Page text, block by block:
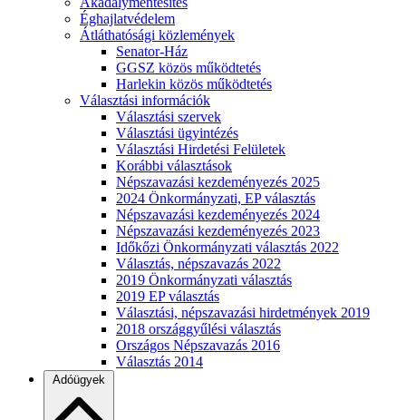
Éghajlatvédelem
Átláthatósági közlemények
Senator-Ház
GGSZ közös működtetés
Harlekin közös működtetés
Választási információk
Választási szervek
Választási ügyintézés
Választási Hirdetési Felületek
Korábbi választások
Népszavazási kezdeményezés 2025
2024 Önkormányzati, EP választás
Népszavazási kezdeményezés 2024
Népszavazási kezdeményezés 2023
Időkőzi Önkormányzati választás 2022
Választás, népszavazás 2022
2019 Önkormányzati választás
2019 EP választás
Választási, népszavazási hirdetmények 2019
2018 országgyűlési választás
Országos Népszavazás 2016
Választás 2014
Adóügyek